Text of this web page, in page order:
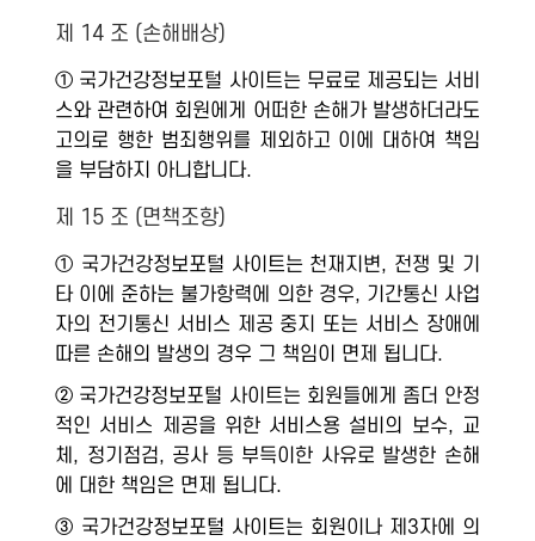
제 14 조 (손해배상)
① 국가건강정보포털 사이트는 무료로 제공되는 서비
스와 관련하여 회원에게 어떠한 손해가 발생하더라도
고의로 행한 범죄행위를 제외하고 이에 대하여 책임
을 부담하지 아니합니다.
제 15 조 (면책조항)
① 국가건강정보포털 사이트는 천재지변, 전쟁 및 기
타 이에 준하는 불가항력에 의한 경우, 기간통신 사업
자의 전기통신 서비스 제공 중지 또는 서비스 장애에
따른 손해의 발생의 경우 그 책임이 면제 됩니다.
② 국가건강정보포털 사이트는 회원들에게 좀더 안정
적인 서비스 제공을 위한 서비스용 설비의 보수, 교
체, 정기점검, 공사 등 부득이한 사유로 발생한 손해
에 대한 책임은 면제 됩니다.
③ 국가건강정보포털 사이트는 회원이나 제3자에 의